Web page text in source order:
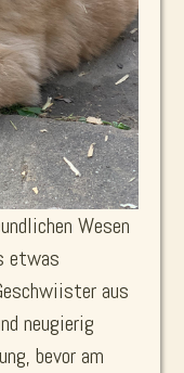
Wesen
etwas
aus
neugierig
bevor am